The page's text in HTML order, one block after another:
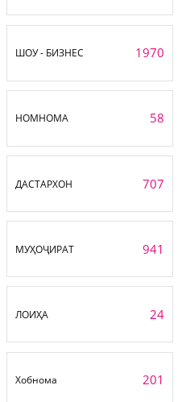
ШОУ - БИЗНЕС 1970
НОМНОМА 58
ДАСТАРХОН 707
МУҲОҶИРАТ 941
ЛОИҲА 24
Хобнома 201